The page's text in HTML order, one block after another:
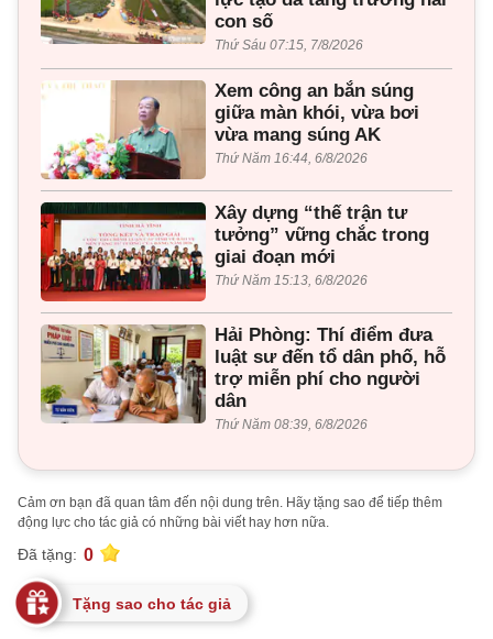
con số
Thứ Sáu 07:15, 7/8/2026
Xem công an bắn súng
giữa màn khói, vừa bơi
vừa mang súng AK
Thứ Năm 16:44, 6/8/2026
Xây dựng “thế trận tư
tưởng” vững chắc trong
giai đoạn mới
Thứ Năm 15:13, 6/8/2026
Hải Phòng: Thí điểm đưa
luật sư đến tổ dân phố, hỗ
trợ miễn phí cho người
dân
Thứ Năm 08:39, 6/8/2026
Cảm ơn bạn đã quan tâm đến nội dung trên. Hãy tặng sao để tiếp thêm
động lực cho tác giả có những bài viết hay hơn nữa.
Đã tặng: 0
Tặng sao cho tác giả